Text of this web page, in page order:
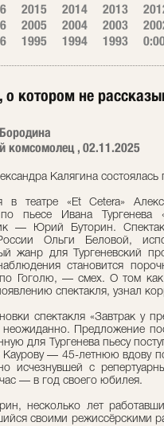
2015 2014 2013
2005 2004 2003
1995 1994 1993
о котором не
комсомолец , 02.11.2025
Калягина состоялась
в театре «Et Cetera»
по пьесе Ивана Тургенева
— Юрий Буторин.
Ольги Беловой,
жанр для Тургеневский
становится
Гоголю, — смех. О том как
спектакля, узнал
спектакля «Завтрак у
Предложение
для Тургенева пьесу
— 45-летнюю вдову
исчезнувшей с
— в год своего юбилея.
несколько лет
своими режиссёрскими